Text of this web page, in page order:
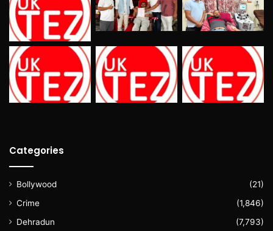
Categories
Bollywood
(21)
Crime
(1,846)
Dehradun
(7,793)